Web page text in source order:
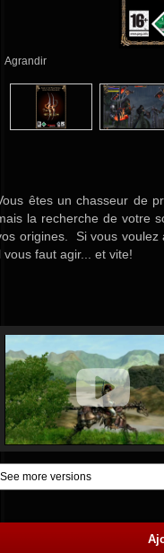
Agrandir
êtes un chasseur de
la recherche de votre
origines. Si vous voulez
vous faut agir... et vite!